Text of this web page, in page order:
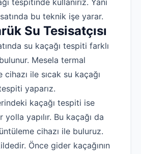
tespitinde kullanırız. Yani
bu teknik işe yarar.
Su Tesisatçısı
su kaçağı tespiti farklı
Mesela termal
ile sıcak su kaçağı
yaparız.
kaçağı tespiti ise
yapılır. Bu kaçağı da
cihazı ile buluruz.
Önce gider kaçağının